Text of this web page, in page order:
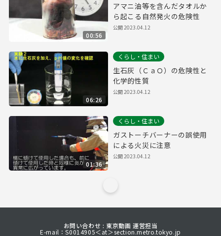
00:56
アマニ油等を含んだタオルか
ら起こる自然発火の危険性
公開2023.04.12
06:26
くらし・住まい
生石灰（ＣａＯ）の危険性と
化学的性質
公開2023.04.12
01:36
くらし・住まい
ガストーチバーナーの誤使用
による火災に注意
公開2023.04.12
お問い合わせ : 東京動画 運営担当
E-mail：S0014905＜at＞section.metro.tokyo.jp